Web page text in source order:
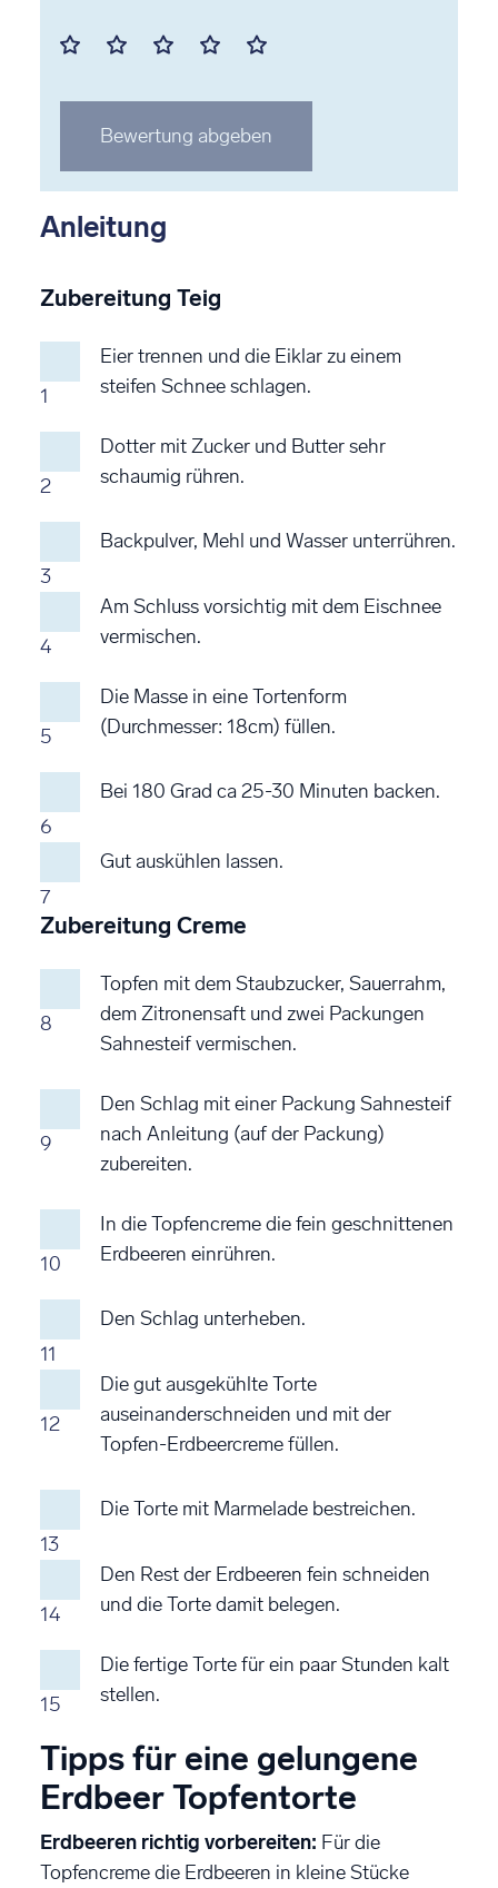
Mit
Stern
bewerten
Mit
Stern
bewerten
Mit
Stern
bewerten
Mit
Stern
bewerten
Mit
Stern
bewerten
Bewertung abgeben
Anleitung
Zubereitung Teig
1
Eier trennen und die Eiklar zu einem
steifen Schnee schlagen.
2
Dotter mit Zucker und Butter sehr
schaumig rühren.
3
Backpulver, Mehl und Wasser unterrühren.
4
Am Schluss vorsichtig mit dem Eischnee
vermischen.
5
Die Masse in eine Tortenform
(Durchmesser: 18cm) füllen.
6
Bei 180 Grad ca 25-30 Minuten backen.
7
Gut auskühlen lassen.
Zubereitung Creme
8
Topfen mit dem Staubzucker, Sauerrahm,
dem Zitronensaft und zwei Packungen
Sahnesteif vermischen.
9
Den Schlag mit einer Packung Sahnesteif
nach Anleitung (auf der Packung)
zubereiten.
10
In die Topfencreme die fein geschnittenen
Erdbeeren einrühren.
11
Den Schlag unterheben.
12
Die gut ausgekühlte Torte
auseinanderschneiden und mit der
Topfen-Erdbeercreme füllen.
13
Die Torte mit Marmelade bestreichen.
14
Den Rest der Erdbeeren fein schneiden
und die Torte damit belegen.
15
Die fertige Torte für ein paar Stunden kalt
stellen.
Tipps für eine gelungene
Erdbeer Topfentorte
Erdbeeren richtig vorbereiten: Für die
Topfencreme die Erdbeeren in kleine Stücke